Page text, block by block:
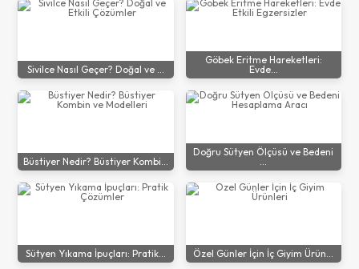
Sivilce Nasıl Geçer? Doğal ve ...
Göbek Eritme Hareketleri:
Evde...
Büstiyer Nedir? Büstiyer Kombi...
Doğru Sütyen Ölçüsü ve Bedeni
...
Sütyen Yıkama İpuçları: Pratik... Özel Günler İçin İç Giyim Ürün...